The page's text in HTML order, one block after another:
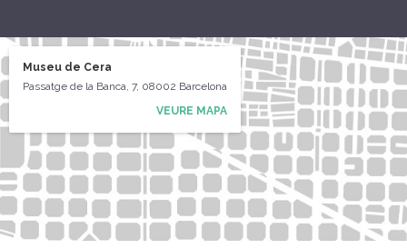
Museu de Cera
Passatge de la Banca, 7, 08002 Barcelona
VEURE MAPA